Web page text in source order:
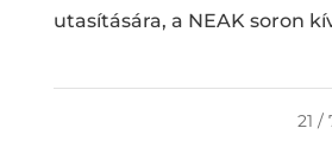
utasítására, a NEAK soron
21 /